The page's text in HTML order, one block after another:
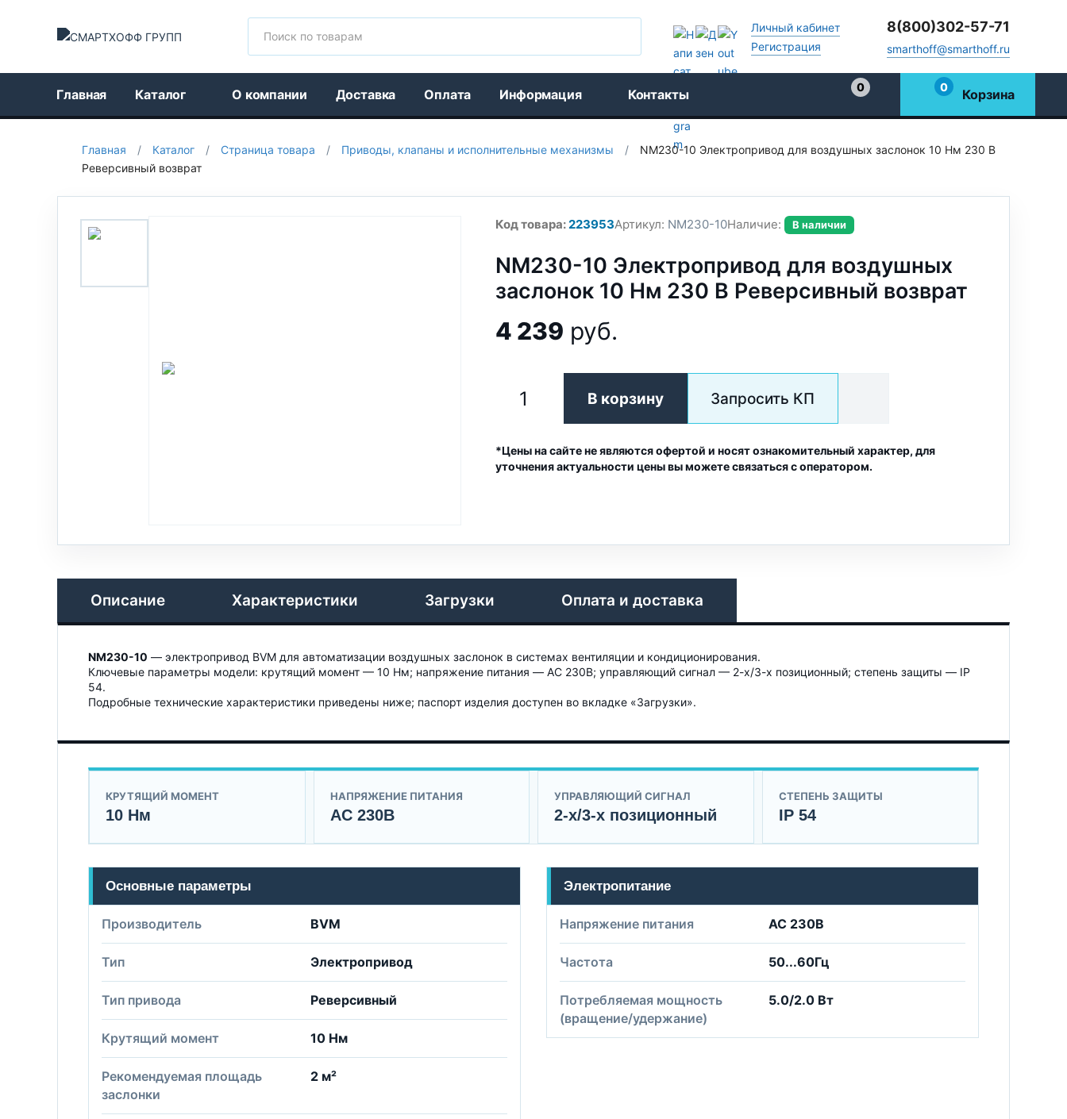
Личный кабинет
Регистрация
8(800)302-57-71
smarthoff@smarthoff.ru
Главная Каталог О компании Доставка Оплата Информация Контакты
0
0 Корзина
Главная / Каталог / Страница товара / Приводы, клапаны и исполнительные механизмы /
NM230-10 Электропривод для воздушных заслонок 10 Нм 230 В
Реверсивный возврат
Код товара:223953Артикул: NM230-10Наличие: В наличии
NM230-10 Электропривод для воздушных
заслонок 10 Нм 230 В Реверсивный возврат
4 239 руб.
В корзину Запросить КП
*Цены на сайте не являются офертой и носят ознакомительный характер, для
уточнения актуальности цены вы можете связаться с оператором.
Описание Характеристики Загрузки Оплата и доставка
NM230-10 — электропривод BVM для автоматизации воздушных заслонок в системах вентиляции и кондиционирования.
Ключевые параметры модели: крутящий момент — 10 Нм; напряжение питания — AC 230B; управляющий сигнал — 2-х/3-х позиционный; степень защиты — IP
54.
Подробные технические характеристики приведены ниже; паспорт изделия доступен во вкладке «Загрузки».
КРУТЯЩИЙ МОМЕНТ
10 Нм
НАПРЯЖЕНИЕ ПИТАНИЯ
AC 230B
УПРАВЛЯЮЩИЙ СИГНАЛ
2-х/3-х позиционный
СТЕПЕНЬ ЗАЩИТЫ
IP 54
Основные параметры
Производитель BVM
Тип Электропривод
Тип привода Реверсивный
Крутящий момент 10 Нм
Рекомендуемая площадь
заслонки
2 м²
Электропитание
Напряжение питания AC 230B
Частота 50...60Гц
Потребляемая мощность
(вращение/удержание)
5.0/2.0 Вт